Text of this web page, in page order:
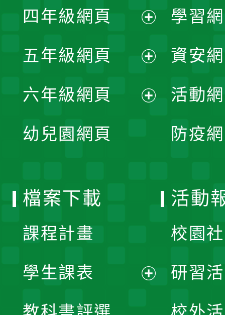
單
選
單
開
選
單
四年級網頁
開
選
五年級網頁
開
六年級網頁
幼兒園網頁
學習
資安
活動
防疫
檔案下載
課程計畫
學生課表
活動
校園
研習